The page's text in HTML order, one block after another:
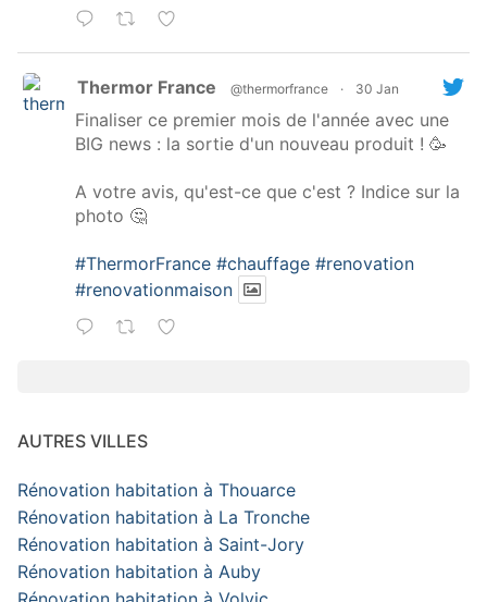
Thermor France @thermorfrance · 30 Jan
Finaliser ce premier mois de l'année avec une
BIG news : la sortie d'un nouveau produit ! 🥳
A votre avis, qu'est-ce que c'est ? Indice sur la
photo 🤔
#ThermorFrance #chauffage #renovation
#renovationmaison
AUTRES VILLES
Rénovation habitation à Thouarce
Rénovation habitation à La Tronche
Rénovation habitation à Saint-Jory
Rénovation habitation à Auby